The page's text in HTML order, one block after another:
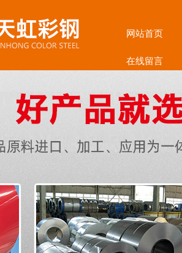
网站首页
在线留言